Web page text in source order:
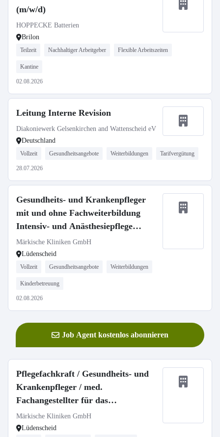
(m/w/d)
HOPPECKE Batterien
Brilon
Teilzeit Nachhaltiger Arbeitgeber Flexible Arbeitszeiten
Kantine
02.08.2026
Leitung Interne Revision
Diakoniewerk Gelsenkirchen and Wattenscheid eV
Deutschland
Vollzeit Gesundheitsangebote Weiterbildungen Tarifvergütung
28.07.2026
Gesundheits- und Krankenpfleger
mit und ohne Fachweiterbildung
Intensiv- und Anästhesiepflege
(m/w/d)
Märkische Kliniken GmbH
Lüdenscheid
Vollzeit Gesundheitsangebote Weiterbildungen
Kinderbetreuung
02.08.2026
Job Agent kostenlos abonnieren
Pflegefachkraft / Gesundheits- und
Krankenpfleger / med.
Fachangestellter für das
Herzkatheterlabor (m/w/d)
Märkische Kliniken GmbH
Lüdenscheid